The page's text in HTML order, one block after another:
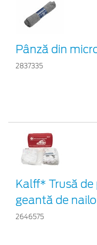
Pânză din
2837335
Kalff* Trusă
geantă de
2646575